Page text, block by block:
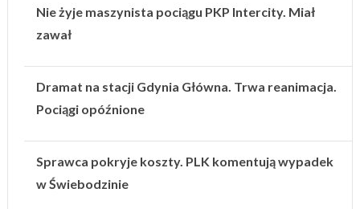
Nie żyje maszynista pociągu PKP Intercity. Miał
zawał
Dramat na stacji Gdynia Główna. Trwa reanimacja.
Pociągi opóźnione
Sprawca pokryje koszty. PLK komentują wypadek
w Świebodzinie